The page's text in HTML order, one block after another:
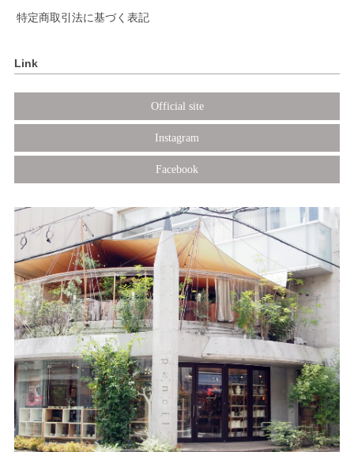
特定商取引法に基づく表記
Link
Official site
Instagram
Facebook